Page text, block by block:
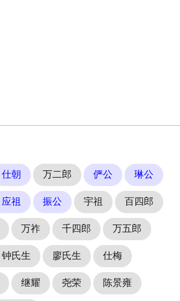
仕朝 万二郎 俨公 琳公
应祖 振公 宇祖 百四郎
万祚 千四郎 万五郎
钟氏生 廖氏生 仕梅
继耀 尧荣 陈景雍